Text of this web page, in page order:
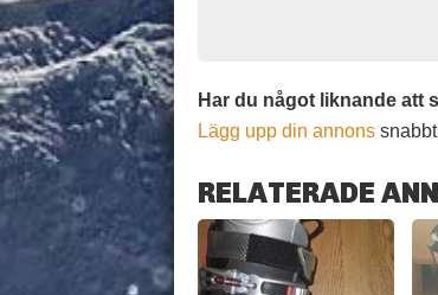
Har du något liknande att
Lägg upp din annons
RELATERADE